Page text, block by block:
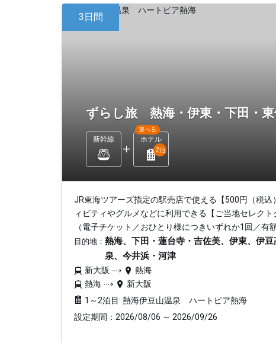
3日間
ずらし旅 熱海・伊東・下田・
新幹線 ホテル
選べる
2泊
JR東海ツアーズ指定の駅売店で使える【500円（税込
ィビティやグルメなどに利用できる【ご当地セレクト
（電子チケット／おひとり様につきいずれか1回／有
目的地： 熱海、下田・蓮台寺・吉佐美、伊東、伊
泉、今井浜・河津
新大阪
熱海
熱海
新大阪
1～2泊目: 熱海伊豆山温泉 ハートピア熱海
設定期間：2026/08/06 ～ 2026/09/26